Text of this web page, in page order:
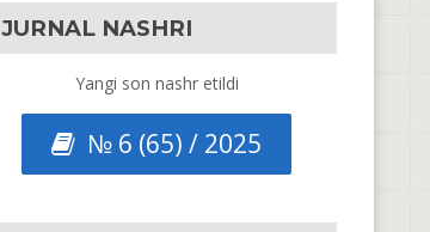
JURNAL NASHRI
Yangi son nashr etildi
№ 6 (65) / 2025